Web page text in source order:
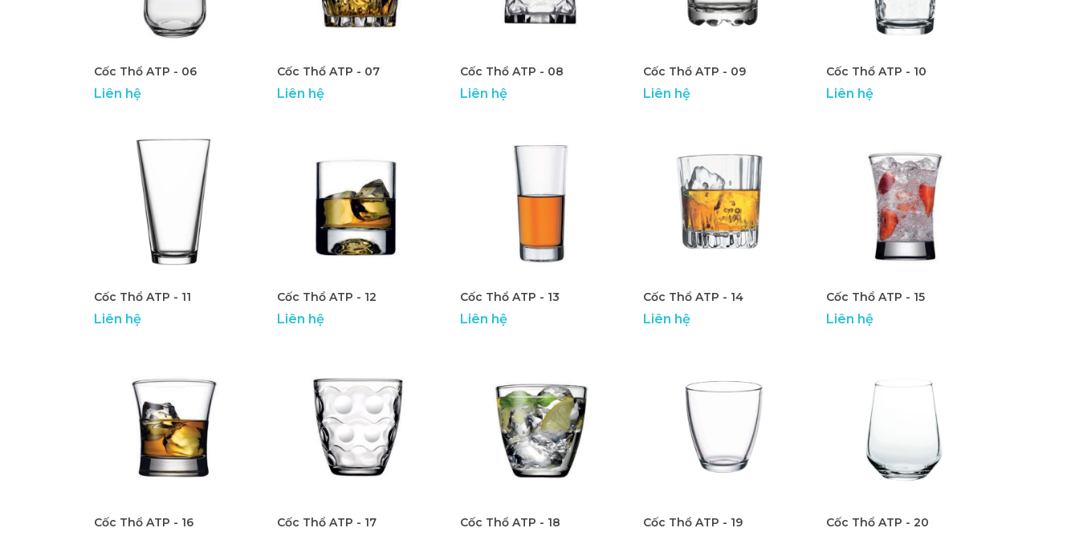
Cốc Thổ ATP - 06
Liên hệ
Cốc Thổ ATP - 07
Liên hệ
Cốc Thổ ATP - 08
Liên hệ
Cốc Thổ ATP - 09
Liên hệ
Cốc Thổ ATP - 10
Liên hệ
Cốc Thổ ATP - 11
Liên hệ
Cốc Thổ ATP - 12
Liên hệ
Cốc Thổ ATP - 13
Liên hệ
Cốc Thổ ATP - 14
Liên hệ
Cốc Thổ ATP - 15
Liên hệ
Cốc Thổ ATP - 16 Cốc Thổ ATP - 17 Cốc Thổ ATP - 18 Cốc Thổ ATP - 19 Cốc Thổ ATP - 20